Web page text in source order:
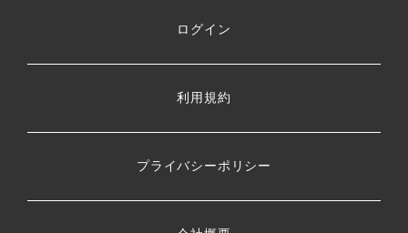
ログイン
利用規約
プライバシーポリシー